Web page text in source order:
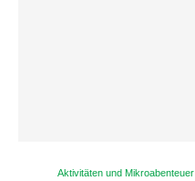
Aktivitäten und Mikroabenteuer